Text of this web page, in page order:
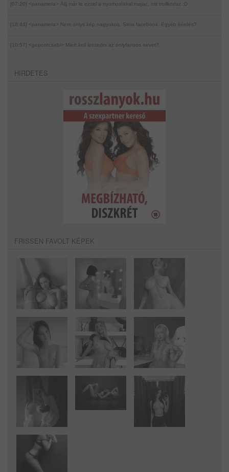
[07:20] <panamera> Állj már le ezzel a nyomorékkal majac, mit trollkodsz :D
[18:44] <panamera> Nem onlys kép nagyokos. Sima facebook. Egyéb kérdés?
[10:57] <gepontcsabi> Miert kell leszedni az onlyfansos nevet?
HIRDETES
FRISSEN FAVOLT KÉPEK